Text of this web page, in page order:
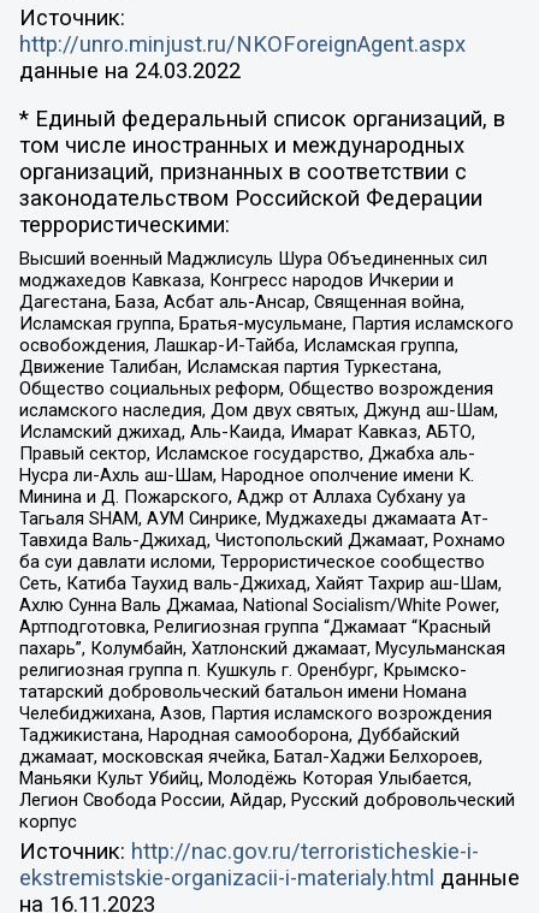
Источник:
http://unro.minjust.ru/NKOForeignAgent.aspx
данные на 24.03.2022
* Единый федеральный список организаций, в
том числе иностранных и международных
организаций, признанных в соответствии с
законодательством Российской Федерации
террористическими:
Высший военный Маджлисуль Шура Объединенных сил
моджахедов Кавказа, Конгресс народов Ичкерии и
Дагестана, База, Асбат аль-Ансар, Священная война,
Исламская группа, Братья-мусульмане, Партия исламского
освобождения, Лашкар-И-Тайба, Исламская группа,
Движение Талибан, Исламская партия Туркестана,
Общество социальных реформ, Общество возрождения
исламского наследия, Дом двух святых, Джунд аш-Шам,
Исламский джихад, Аль-Каида, Имарат Кавказ, АБТО,
Правый сектор, Исламское государство, Джабха аль-
Нусра ли-Ахль аш-Шам, Народное ополчение имени К.
Минина и Д. Пожарского, Аджр от Аллаха Субхану уа
Тагьаля SHAM, АУМ Синрике, Муджахеды джамаата Ат-
Тавхида Валь-Джихад, Чистопольский Джамаат, Рохнамо
ба суи давлати исломи, Террористическое сообщество
Сеть, Катиба Таухид валь-Джихад, Хайят Тахрир аш-Шам,
Ахлю Сунна Валь Джамаа, National Socialism/White Power,
Артподготовка, Религиозная группа “Джамаат “Красный
пахарь”, Колумбайн, Хатлонский джамаат, Мусульманская
религиозная группа п. Кушкуль г. Оренбург, Крымско-
татарский добровольческий батальон имени Номана
Челебиджихана, Азов, Партия исламского возрождения
Таджикистана, Народная самооборона, Дуббайский
джамаат, московская ячейка, Батал-Хаджи Белхороев,
Маньяки Культ Убийц, Молодёжь Которая Улыбается,
Легион Свобода России, Айдар, Русский добровольческий
корпус
Источник: http://nac.gov.ru/terroristicheskie-i-
ekstremistskie-organizacii-i-materialy.html данные
на 16.11.2023